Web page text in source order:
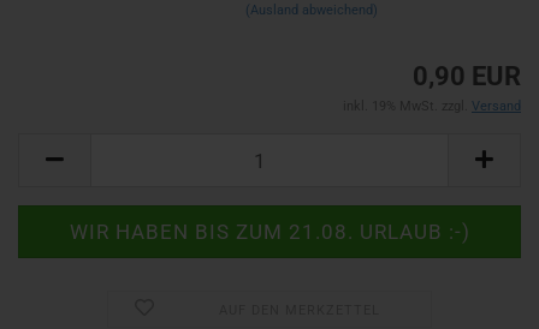
(Ausland abweichend)
0,90 EUR
Versand